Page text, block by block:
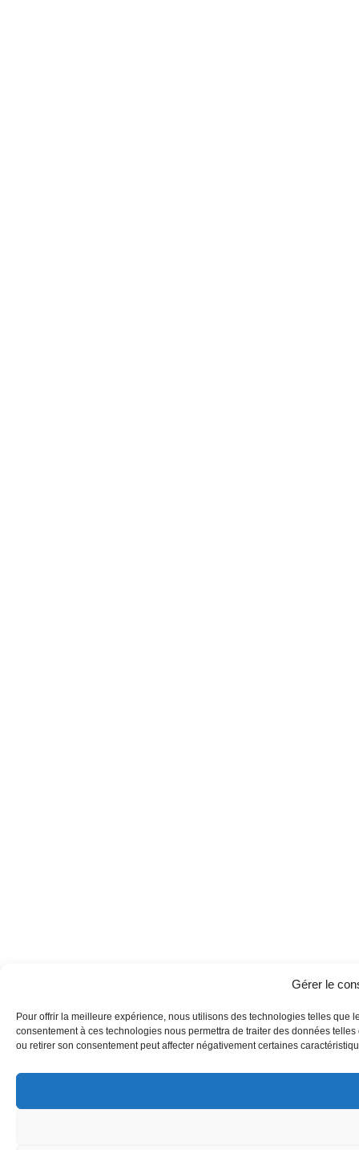
Gérer le
Pour offrir la meilleure expérience, nous utilisons des technologies telles
consentement à ces technologies nous permettra de traiter des données
ou retirer son consentement peut affecter négativement certaines